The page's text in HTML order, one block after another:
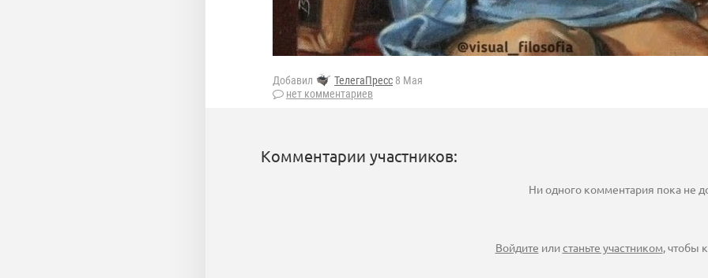
Добавил ТелегаПресс 8 Мая
нет комментариев
Комментарии участников:
Ни одного комментария пока не
Войдите илистаньте участником, чтобы